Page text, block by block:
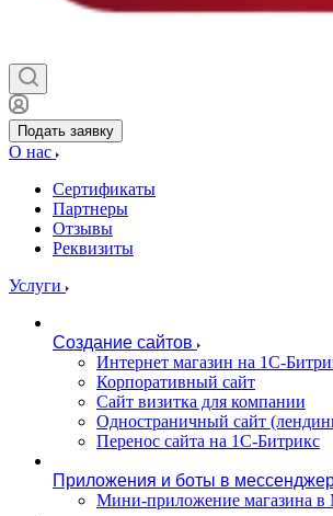
Подать заявку
О нас
Сертификаты
Партнеры
Отзывы
Реквизиты
Услуги
Создание сайтов
Интернет магазин на 1С-
Корпоративный сайт
Сайт визитка для компании
Одностраничный сайт
Перенос сайта на 1С-Битрикс
Приложения и боты в
Мини-приложение магазина в